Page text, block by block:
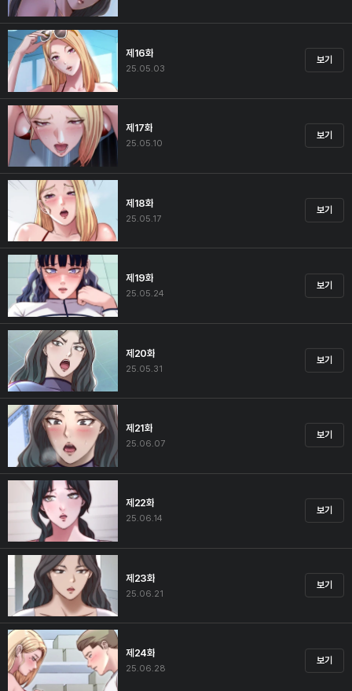
제16화
25.05.03
보기
제17화
25.05.10
보기
제18화
25.05.17
보기
제19화
25.05.24
보기
제20화
25.05.31
보기
제21화
25.06.07
보기
제22화
25.06.14
보기
제23화
25.06.21
보기
제24화
25.06.28
보기